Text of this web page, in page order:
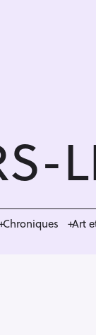
Chroniques Art